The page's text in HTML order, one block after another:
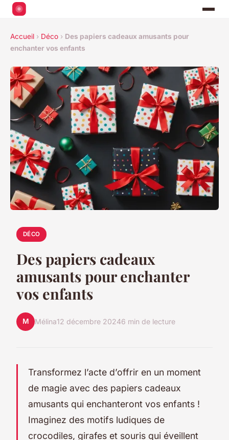
Accueil › Déco › Des papiers cadeaux amusants pour
enchanter vos enfants
DÉCO
Des papiers cadeaux
amusants pour enchanter
vos enfants
M Mélina12 décembre 20246 min de lecture
Transformez l’acte d’offrir en un moment
de magie avec des papiers cadeaux
amusants qui enchanteront vos enfants !
Imaginez des motifs ludiques de
crocodiles, girafes et souris qui éveillent